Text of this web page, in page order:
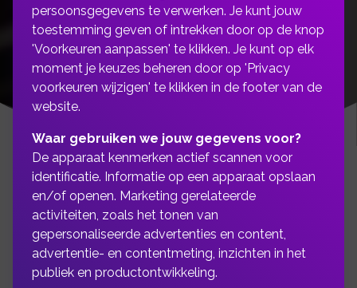
24/7 verzekerd van
juridische hulp
persoonsgegevens te verwerken. Je kunt jouw
toestemming geven of intrekken door op de knop
'Voorkeuren aanpassen' te klikken. Je kunt op elk
moment je keuzes beheren door op 'Privacy
voorkeuren wijzigen' te klikken in de footer van de
website.
Waar gebruiken we jouw gegevens voor?
De apparaat kenmerken actief scannen voor
identificatie. Informatie op een apparaat opslaan
en/of openen. Marketing gerelateerde
activiteiten, zoals het tonen van
gepersonaliseerde advertenties en content,
advertentie- en contentmeting, inzichten in het
publiek en productontwikkeling.